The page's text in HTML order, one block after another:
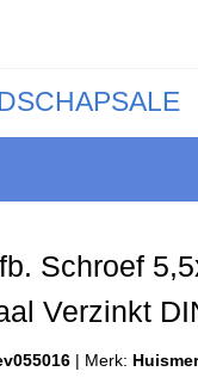
SALE
Schroef
Verzinkt
| Merk: